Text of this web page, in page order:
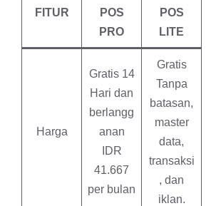
FITUR
POS
PRO
POS
LITE
Harga
Gratis 14
Hari dan
berlangg
anan
IDR
41.667
per bulan
Gratis
Tanpa
batasan,
master
data,
transaksi
, dan
iklan.